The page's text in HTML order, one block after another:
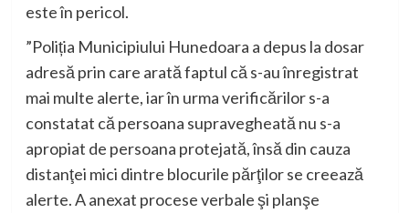
este în pericol.
”Poliția Municipiului Hunedoara a depus la dosar
adresă prin care arată faptul că s-au înregistrat
mai multe alerte, iar în urma verificărilor s-a
constatat că persoana supravegheată nu s-a
apropiat de persoana protejată, însă din cauza
distanţei mici dintre blocurile părţilor se creează
alerte. A anexat procese verbale şi planşe